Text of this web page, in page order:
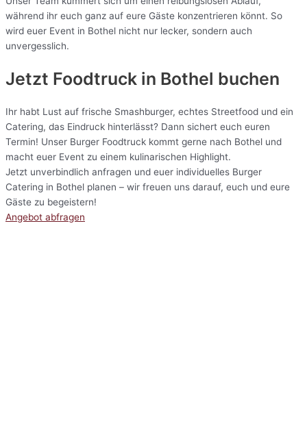
während ihr euch ganz auf eure Gäste konzentrieren könnt. So
wird euer Event in Bothel nicht nur lecker, sondern auch
unvergesslich.
Jetzt Foodtruck in Bothel buchen
Ihr habt Lust auf frische Smashburger, echtes Streetfood und ein
Catering, das Eindruck hinterlässt? Dann sichert euch euren
Termin! Unser Burger Foodtruck kommt gerne nach Bothel und
macht euer Event zu einem kulinarischen Highlight.
Jetzt unverbindlich anfragen und euer individuelles Burger
Catering in Bothel planen – wir freuen uns darauf, euch und eure
Gäste zu begeistern!
Angebot abfragen